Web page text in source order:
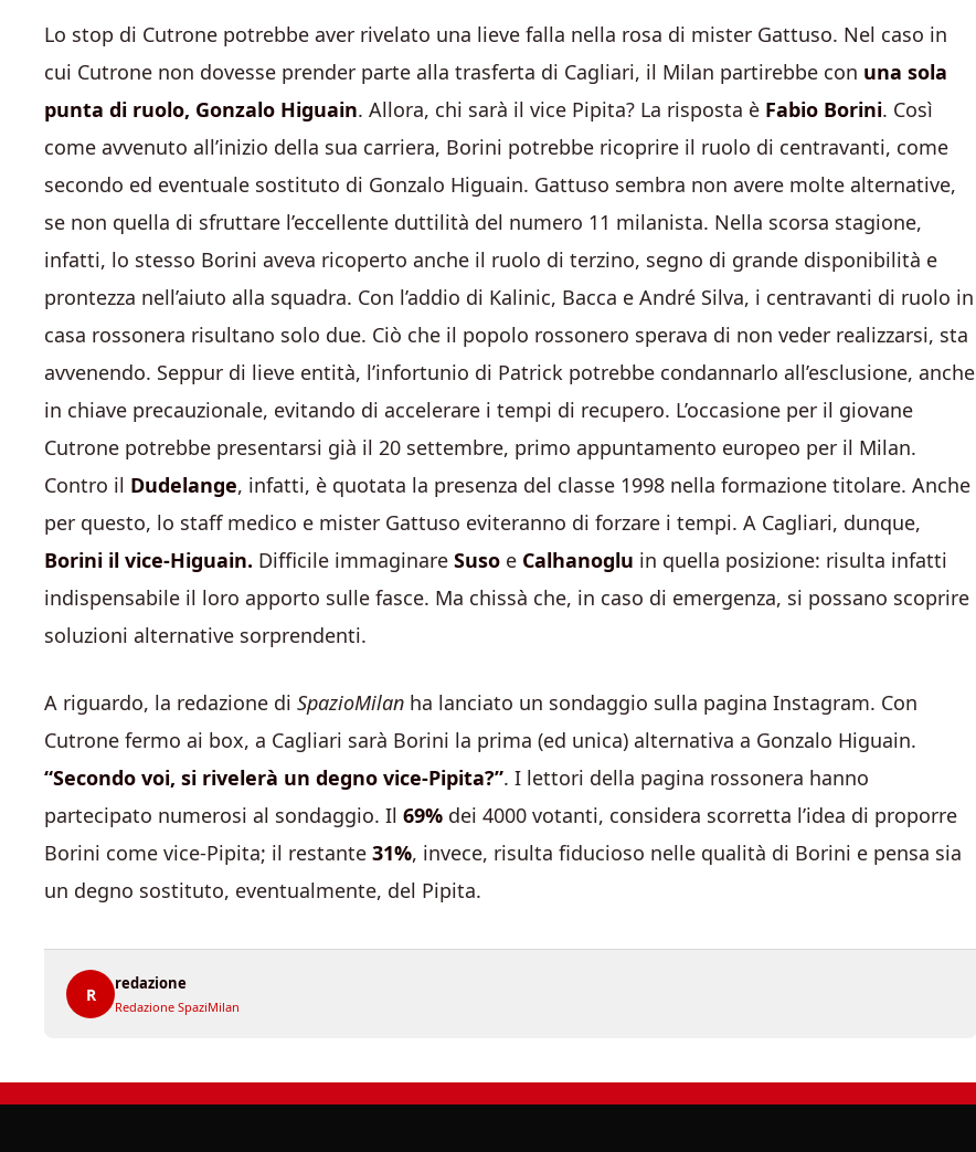
Lo stop di Cutrone potrebbe aver rivelato una lieve falla nella rosa di mister Gattuso. Nel caso in
cui Cutrone non dovesse prender parte alla trasferta di Cagliari, il Milan partirebbe con una sola
punta di ruolo, Gonzalo Higuain. Allora, chi sarà il vice Pipita? La risposta è Fabio Borini. Così
come avvenuto all’inizio della sua carriera, Borini potrebbe ricoprire il ruolo di centravanti, come
secondo ed eventuale sostituto di Gonzalo Higuain. Gattuso sembra non avere molte alternative,
se non quella di sfruttare l’eccellente duttilità del numero 11 milanista. Nella scorsa stagione,
infatti, lo stesso Borini aveva ricoperto anche il ruolo di terzino, segno di grande disponibilità e
prontezza nell’aiuto alla squadra. Con l’addio di Kalinic, Bacca e André Silva, i centravanti di ruolo in
casa rossonera risultano solo due. Ciò che il popolo rossonero sperava di non veder realizzarsi, sta
avvenendo. Seppur di lieve entità, l’infortunio di Patrick potrebbe condannarlo all’esclusione, anche
in chiave precauzionale, evitando di accelerare i tempi di recupero. L’occasione per il giovane
Cutrone potrebbe presentarsi già il 20 settembre, primo appuntamento europeo per il Milan.
Contro il Dudelange, infatti, è quotata la presenza del classe 1998 nella formazione titolare. Anche
per questo, lo staff medico e mister Gattuso eviteranno di forzare i tempi. A Cagliari, dunque,
Borini il vice-Higuain. Difficile immaginare Suso e Calhanoglu in quella posizione: risulta infatti
indispensabile il loro apporto sulle fasce. Ma chissà che, in caso di emergenza, si possano scoprire
soluzioni alternative sorprendenti.
A riguardo, la redazione di SpazioMilan ha lanciato un sondaggio sulla pagina Instagram. Con
Cutrone fermo ai box, a Cagliari sarà Borini la prima (ed unica) alternativa a Gonzalo Higuain.
“Secondo voi, si rivelerà un degno vice-Pipita?”. I lettori della pagina rossonera hanno
partecipato numerosi al sondaggio. Il 69% dei 4000 votanti, considera scorretta l’idea di proporre
Borini come vice-Pipita; il restante 31%, invece, risulta fiducioso nelle qualità di Borini e pensa sia
un degno sostituto, eventualmente, del Pipita.
R
redazione
Redazione SpaziMilan